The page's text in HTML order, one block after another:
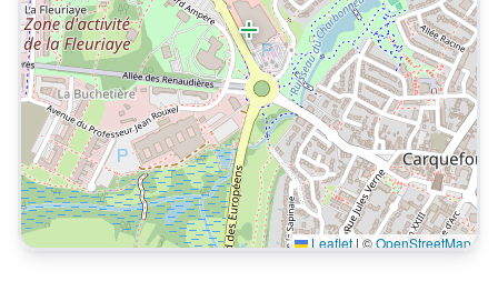
Leaflet | ©OpenStreetMap